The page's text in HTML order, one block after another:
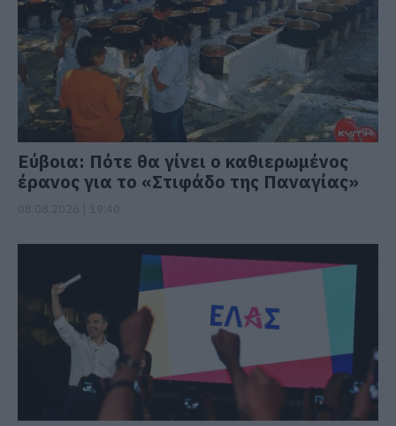
Εύβοια: Πότε θα γίνει ο καθιερωμένος
έρανος για το «Στιφάδο της Παναγίας»